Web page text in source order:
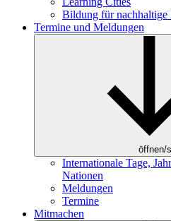
Bildung für
Termine und Meldungen
öffnen/
Internationale Tage,
Nationen
Meldungen
Termine
Mitmachen